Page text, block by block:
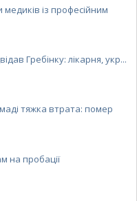
медиків із професійним
Гребінку: лікарня, укр...
тяжка втрата: помер
на пробації